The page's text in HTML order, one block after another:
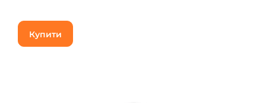
Купити